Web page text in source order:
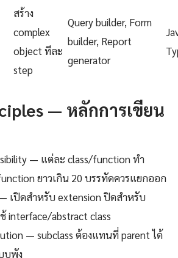
สร้าง
complex
object ทีละ
step
Query builder, Form
builder, Report
generator
— หลักการเขียน
— แต่ละ class/function ทำ
ยาวเกิน 20 บรรทัดควรแยกออก
เปิดสำหรับ extension ปิดสำหรับ
interface/abstract class
— subclass ต้องแทนที่ parent ได้
บพัง